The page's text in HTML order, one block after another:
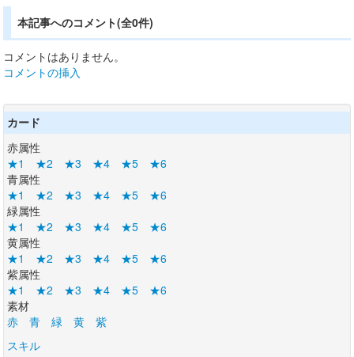
本記事へのコメント(全0件)
コメントはありません。
コメントの挿入
カード
赤属性
★1
★2 ★3 ★4 ★5
★6
青属性
★1
★2 ★3 ★4 ★5
★6
緑属性
★1
★2 ★3 ★4 ★5
★6
黄属性
★1
★2 ★3 ★4 ★5
★6
紫属性
★1
★2 ★3 ★4 ★5
★6
素材
赤
青 緑 黄
紫
スキル